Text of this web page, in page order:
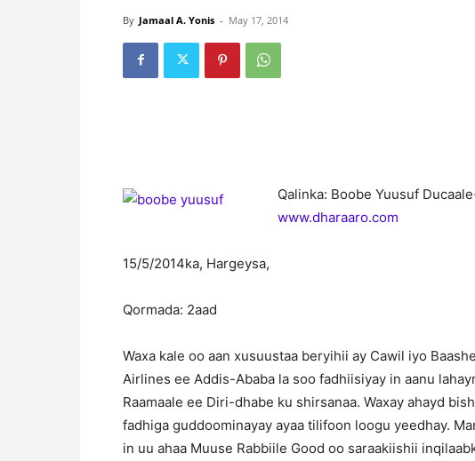
By Jamaal A. Yonis - May 17, 2014
Qalinka: Boobe Yuusuf
www.dharaaro.com
15/5/2014ka, Hargeysa,
Qormada: 2aad
Waxa kale oo aan xusuustaa beryihii ay Cawil iyo
Airlines ee Addis-Ababa la soo fadhiisiyay in aanu
Raamaale ee Diri-dhabe ku shirsanaa. Waxay ahayd
fadhiga guddoominayay ayaa tilifoon loogu yeedhay.
in uu ahaa Muuse Rabbiile Good oo saraakiishii